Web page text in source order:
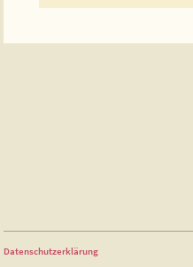
Datenschutzerklärung